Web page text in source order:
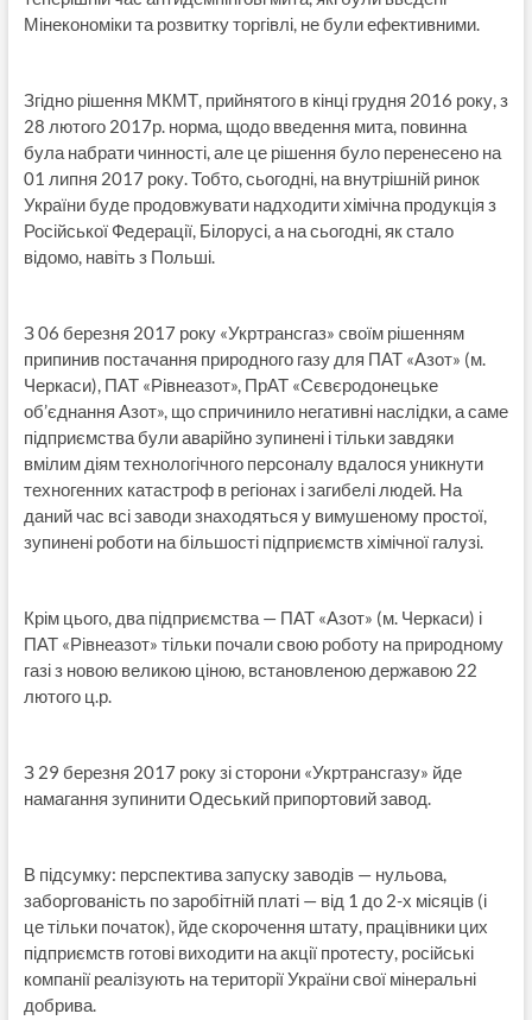
Мінекономіки та розвитку торгівлі, не були ефективними.
Згідно рішення МКМТ, прийнятого в кінці грудня 2016 року, з
28 лютого 2017р. норма, щодо введення мита, повинна
була набрати чинності, але це рішення було перенесено на
01 липня 2017 року. Тобто, сьогодні, на внутрішній ринок
України буде продовжувати надходити хімічна продукція з
Російської Федерації, Білорусі, а на сьогодні, як стало
відомо, навіть з Польші.
З 06 березня 2017 року «Укртрансгаз» своїм рішенням
припинив постачання природного газу для ПАТ «Азот» (м.
Черкаси), ПАТ «Рівнеазот», ПрАТ «Сєвєродонецьке
об’єднання Азот», що спричинило негативні наслідки, а саме
підприємства були аварійно зупинені і тільки завдяки
вмілим діям технологічного персоналу вдалося уникнути
техногенних катастроф в регіонах і загибелі людей. На
даний час всі заводи знаходяться у вимушеному простої,
зупинені роботи на більшості підприємств хімічної галузі.
Крім цього, два підприємства — ПАТ «Азот» (м. Черкаси) і
ПАТ «Рівнеазот» тільки почали свою роботу на природному
газі з новою великою ціною, встановленою державою 22
лютого ц.р.
З 29 березня 2017 року зі сторони «Укртрансгазу» йде
намагання зупинити Одеський припортовий завод.
В підсумку: перспектива запуску заводів — нульова,
заборгованість по заробітній платі — від 1 до 2-х місяців (і
це тільки початок), йде скорочення штату, працівники цих
підприємств готові виходити на акції протесту, російські
компанії реалізують на території України свої мінеральні
добрива.